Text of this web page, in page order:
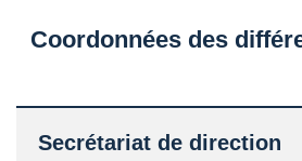
Coordonnées des
Secrétariat de direction